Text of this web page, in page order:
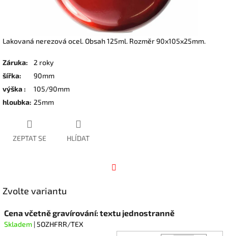
Lakovaná nerezová ocel. Obsah 125ml. Rozměr 90x105x25mm.
Záruka:
2 roky
šířka:
90mm
výška:
105/90mm
hloubka: 25mm
ZEPTAT SE HLÍDAT
Zvolte variantu
Cena včetně gravírování: textu jednostranně
Skladem | 5OZHFRR/TEX